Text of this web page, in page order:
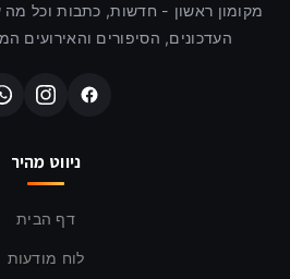
מקומון ראשון - חדשות, כתבות וכל מה
העדכונים, הסיפורים והאירועים
ניווט מהיר
דף הבית
לוח מודעות